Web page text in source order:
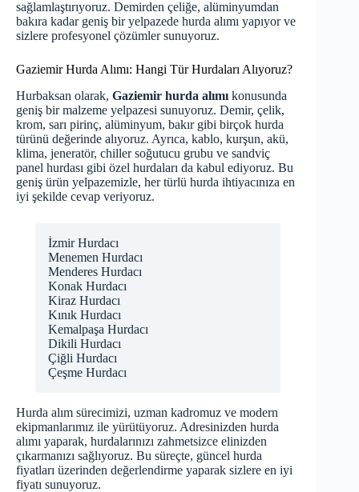
sağlamlaştırıyoruz. Demirden çeliğe, alüminyumdan
bakıra kadar geniş bir yelpazede hurda alımı yapıyor ve
sizlere profesyonel çözümler sunuyoruz.
Gaziemir Hurda Alımı: Hangi Tür Hurdaları Alıyoruz?
Hurbaksan olarak, Gaziemir hurda alımı konusunda
geniş bir malzeme yelpazesi sunuyoruz. Demir, çelik,
krom, sarı pirinç, alüminyum, bakır gibi birçok hurda
türünü değerinde alıyoruz. Ayrıca, kablo, kurşun, akü,
klima, jeneratör, chiller soğutucu grubu ve sandviç
panel hurdası gibi özel hurdaları da kabul ediyoruz. Bu
geniş ürün yelpazemizle, her türlü hurda ihtiyacınıza en
iyi şekilde cevap veriyoruz.
İzmir Hurdacı
Menemen Hurdacı
Menderes Hurdacı
Konak Hurdacı
Kiraz Hurdacı
Kınık Hurdacı
Kemalpaşa Hurdacı
Dikili Hurdacı
Çiğli Hurdacı
Çeşme Hurdacı
Hurda alım sürecimizi, uzman kadromuz ve modern
ekipmanlarımız ile yürütüyoruz. Adresinizden hurda
alımı yaparak, hurdalarınızı zahmetsizce elinizden
çıkarmanızı sağlıyoruz. Bu süreçte, güncel hurda
fiyatları üzerinden değerlendirme yaparak sizlere en iyi
fiyatı sunuyoruz.